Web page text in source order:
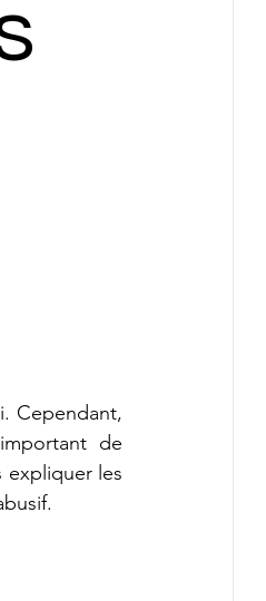
Cependant,
de
expliquer les